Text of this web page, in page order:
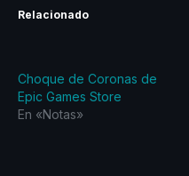
Relacionado
Choque de Coronas de
Epic Games Store
En «Notas»